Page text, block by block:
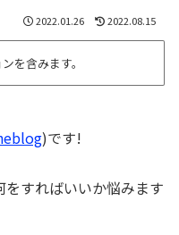
2022.01.26 2022.08.15
を含みます。
)です!
すればいいか悩みます